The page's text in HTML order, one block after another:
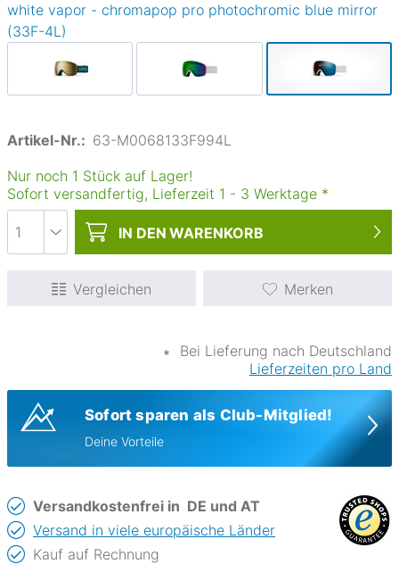
white vapor - chromapop pro photochromic blue mirror
(33F-4L)
Artikel-Nr.: 63-M0068133F994L
Nur noch 1 Stück auf Lager!
Sofort versandfertig, Lieferzeit 1 - 3 Werktage *
IN DEN WARENKORB
Vergleichen Merken
∗
Bei Lieferung nach Deutschland
Lieferzeiten pro Land
Sofort sparen als Club-Mitglied!
Deine Vorteile
Versandkostenfrei in DE und AT
Versand in viele europäische Länder
Kauf auf Rechnung